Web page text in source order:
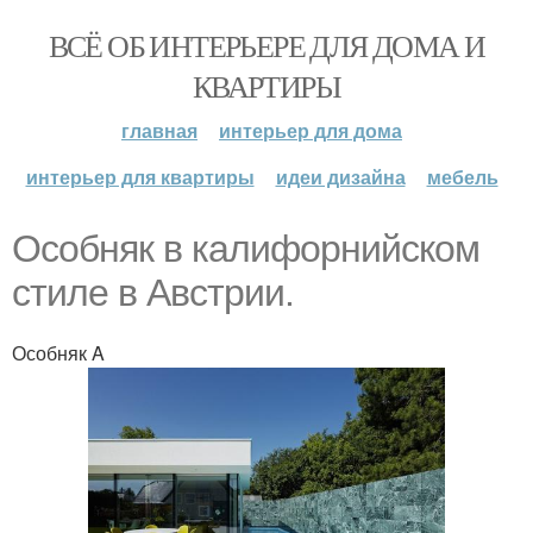
ВСЁ ОБ ИНТЕРЬЕРЕ ДЛЯ ДОМА И
КВАРТИРЫ
главная
интерьер для дома
интерьер для квартиры
идеи дизайна мебель
Особняк в калифорнийском
стиле в Австрии.
Особняк A